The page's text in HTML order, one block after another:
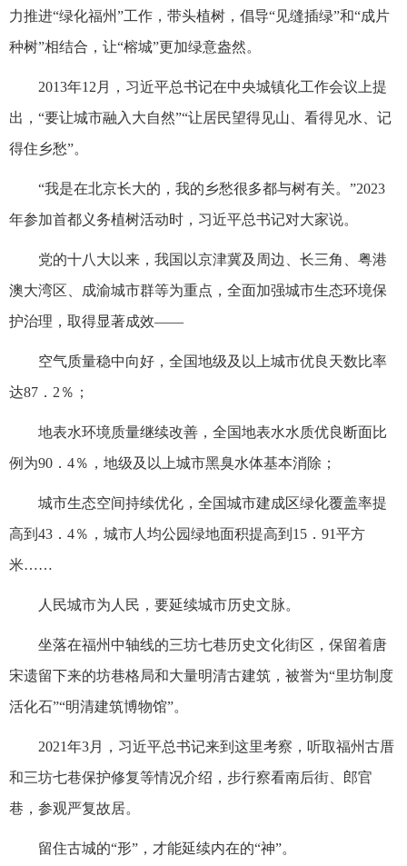
力推进“绿化福州”工作，带头植树，倡导“见缝插绿”和“成片
种树”相结合，让“榕城”更加绿意盎然。
2013年12月，习近平总书记在中央城镇化工作会议上提
出，“要让城市融入大自然”“让居民望得见山、看得见水、记
得住乡愁”。
“我是在北京长大的，我的乡愁很多都与树有关。”2023
年参加首都义务植树活动时，习近平总书记对大家说。
党的十八大以来，我国以京津冀及周边、长三角、粤港
澳大湾区、成渝城市群等为重点，全面加强城市生态环境保
护治理，取得显著成效——
空气质量稳中向好，全国地级及以上城市优良天数比率
达87．2％；
地表水环境质量继续改善，全国地表水水质优良断面比
例为90．4％，地级及以上城市黑臭水体基本消除；
城市生态空间持续优化，全国城市建成区绿化覆盖率提
高到43．4％，城市人均公园绿地面积提高到15．91平方
米……
人民城市为人民，要延续城市历史文脉。
坐落在福州中轴线的三坊七巷历史文化街区，保留着唐
宋遗留下来的坊巷格局和大量明清古建筑，被誉为“里坊制度
活化石”“明清建筑博物馆”。
2021年3月，习近平总书记来到这里考察，听取福州古厝
和三坊七巷保护修复等情况介绍，步行察看南后街、郎官
巷，参观严复故居。
留住古城的“形”，才能延续内在的“神”。